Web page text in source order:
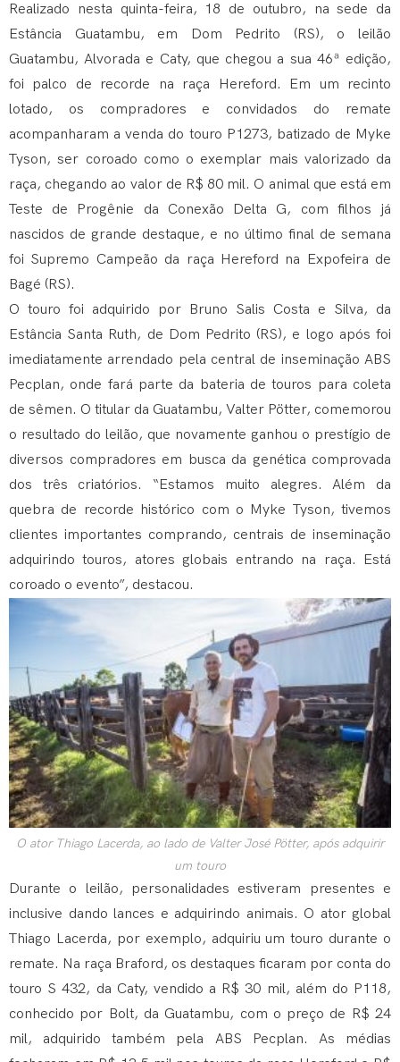
Realizado nesta quinta-feira, 18 de outubro, na sede da
Estância Guatambu, em Dom Pedrito (RS), o leilão
Guatambu, Alvorada e Caty, que chegou a sua 46ª edição,
foi palco de recorde na raça Hereford. Em um recinto
lotado, os compradores e convidados do remate
acompanharam a venda do touro P1273, batizado de Myke
Tyson, ser coroado como o exemplar mais valorizado da
raça, chegando ao valor de R$ 80 mil. O animal que está em
Teste de Progênie da Conexão Delta G, com filhos já
nascidos de grande destaque, e no último final de semana
foi Supremo Campeão da raça Hereford na Expofeira de
Bagé (RS).
O touro foi adquirido por Bruno Salis Costa e Silva, da
Estância Santa Ruth, de Dom Pedrito (RS), e logo após foi
imediatamente arrendado pela central de inseminação ABS
Pecplan, onde fará parte da bateria de touros para coleta
de sêmen. O titular da Guatambu, Valter Pötter, comemorou
o resultado do leilão, que novamente ganhou o prestígio de
diversos compradores em busca da genética comprovada
dos três criatórios. “Estamos muito alegres. Além da
quebra de recorde histórico com o Myke Tyson, tivemos
clientes importantes comprando, centrais de inseminação
adquirindo touros, atores globais entrando na raça. Está
coroado o evento”, destacou.
O ator Thiago Lacerda, ao lado de Valter José Pötter, após adquirir
um touro
Durante o leilão, personalidades estiveram presentes e
inclusive dando lances e adquirindo animais. O ator global
Thiago Lacerda, por exemplo, adquiriu um touro durante o
remate. Na raça Braford, os destaques ficaram por conta do
touro S 432, da Caty, vendido a R$ 30 mil, além do P118,
conhecido por Bolt, da Guatambu, com o preço de R$ 24
mil, adquirido também pela ABS Pecplan. As médias